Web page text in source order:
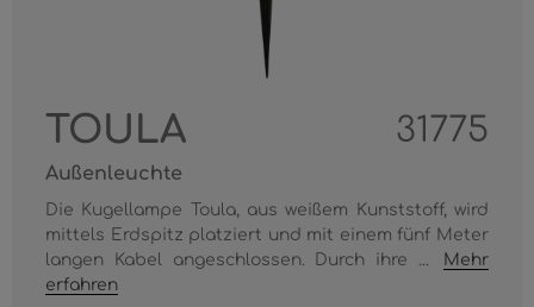
TOULA 31775
Außenleuchte
Die Kugellampe Toula, aus weißem Kunststoff, wird
mittels Erdspitz platziert und mit einem fünf Meter
langen Kabel angeschlossen. Durch ihre ...
Mehr
erfahren